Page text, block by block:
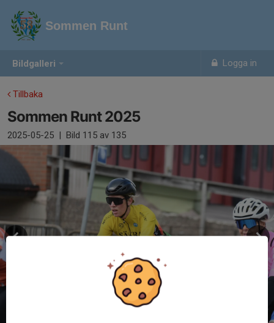
Bildgalleri Logga in
Sommen Runt
Tillbaka
Sommen Runt 2025
2025-05-25 | Bild 115 av 135